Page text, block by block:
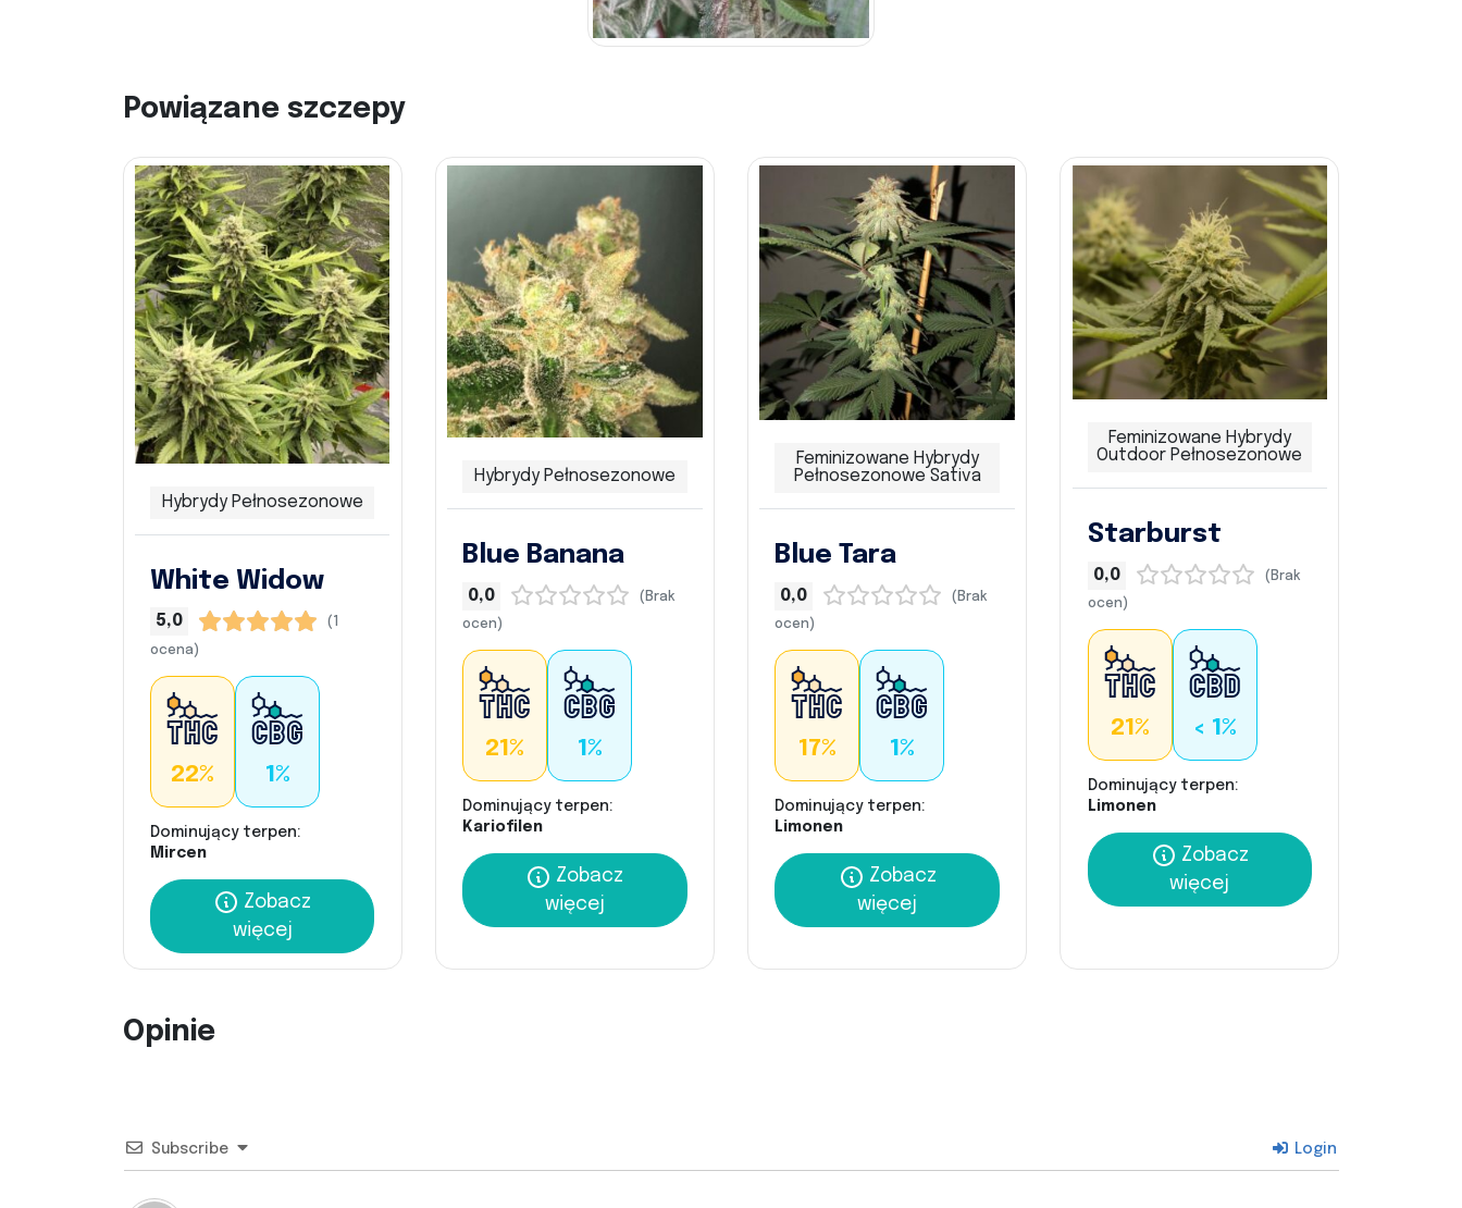
Powiązane szczepy
Hybrydy Pełnosezonowe
White Widow
5,0
(1
ocena)
22% 1%
Dominujący terpen:
Mircen
Zobacz
więcej
Hybrydy Pełnosezonowe
Blue Banana
0,0
(Brak
ocen)
21% 1%
Dominujący terpen:
Kariofilen
Zobacz
więcej
Feminizowane Hybrydy
Pełnosezonowe Sativa
Blue Tara
0,0
(Brak
ocen)
17% 1%
Dominujący terpen:
Limonen
Zobacz
więcej
Feminizowane Hybrydy
Outdoor Pełnosezonowe
Starburst
0,0
(Brak
ocen)
21% < 1%
Dominujący terpen:
Limonen
Zobacz
więcej
Opinie
Subscribe Login